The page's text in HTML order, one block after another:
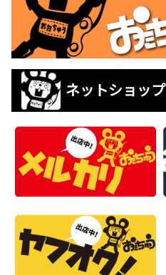
ネットショップ